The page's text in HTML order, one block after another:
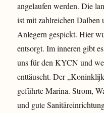
angelaufen werden. Die
ist mit zahlreichen Dalben
Anlegern gespickt. Hier
entsorgt. Im inneren gibt
uns für den KYCN und
enttäuscht. Der
geführte Marina. Strom,
und gute